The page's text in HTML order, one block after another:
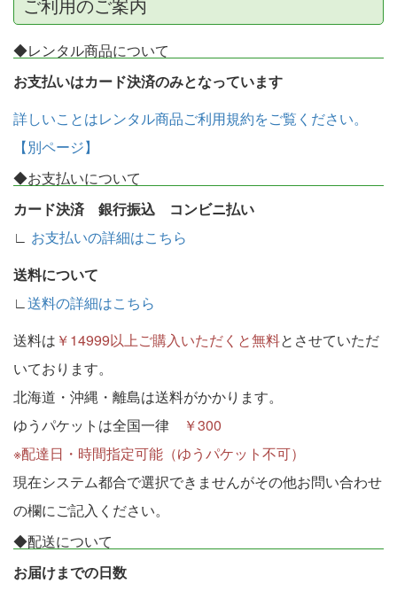
◆レンタル商品について
お支払いはカード決済のみとなっています
詳しいことはレンタル商品ご利用規約をご覧ください。
【別ページ】
◆お支払いについて
カード決済 銀行振込 コンビニ払い
∟ お支払いの詳細はこちら
送料について
∟送料の詳細はこちら
送料は ￥14999以上ご購入いただくと無料とさせていただ
いております。
北海道・沖縄・離島は送料がかかります。
ゆうパケットは全国一律
￥300
※配達日・時間指定可能（ゆうパケット不可）
現在システム都合で選択できませんがその他お問い合わせ
の欄にご記入ください。
◆配送について
お届けまでの日数